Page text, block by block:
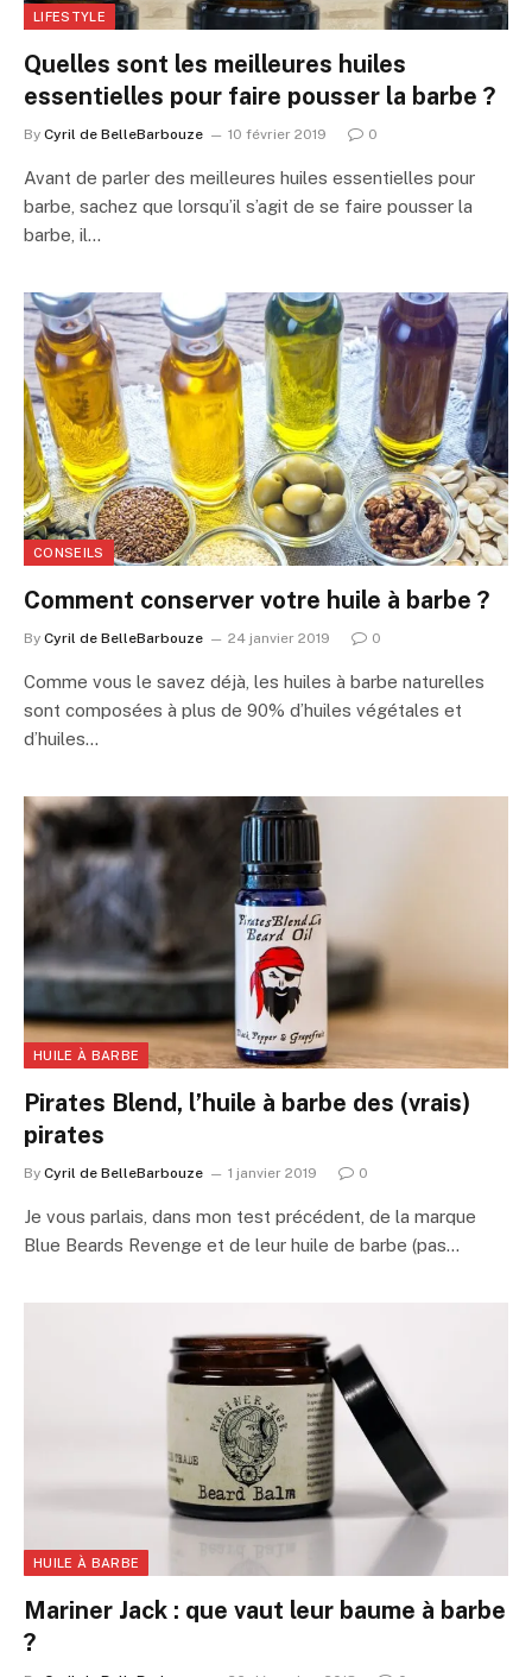
LIFESTYLE
Quelles sont les meilleures huiles
essentielles pour faire pousser la barbe ?
By Cyril de BelleBarbouze 10 février 2019 0
Avant de parler des meilleures huiles essentielles pour
barbe, sachez que lorsqu’il s’agit de se faire pousser la
barbe, il…
CONSEILS
Comment conserver votre huile à barbe ?
By Cyril de BelleBarbouze 24 janvier 2019 0
Comme vous le savez déjà, les huiles à barbe naturelles
sont composées à plus de 90% d’huiles végétales et
d’huiles…
HUILE À BARBE
Pirates Blend, l’huile à barbe des (vrais)
pirates
By Cyril de BelleBarbouze 1 janvier 2019 0
Je vous parlais, dans mon test précédent, de la marque
Blue Beards Revenge et de leur huile de barbe (pas…
HUILE À BARBE
Mariner Jack : que vaut leur baume à barbe
?